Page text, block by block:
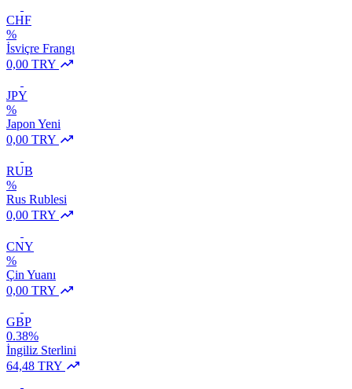
CHF
%
İsviçre Frangı
0,00 TRY
JPY
%
Japon Yeni
0,00 TRY
RUB
%
Rus Rublesi
0,00 TRY
CNY
%
Çin Yuanı
0,00 TRY
GBP
0.38%
İngiliz Sterlini
64,48 TRY